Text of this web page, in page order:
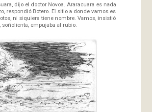
dijo el doctor Novoa. Araracuara es nada
respondió Botero. El sitio a donde vamos es
ni siquiera tiene nombre. Vamos, insistió
soñolienta, empujaba al rubio.